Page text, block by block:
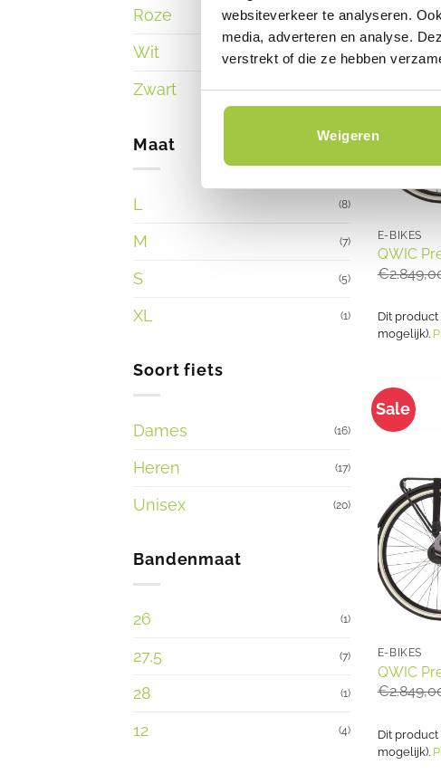
websiteverkeer te analyseren.
media, adverteren en analyse.
verstrekt of die ze hebben
Weigeren
Roze (1)
Wit (2)
Zwart (4)
Maat
L (8)
M (7)
S (5)
XL (1)
Soort fiets
Dames (16)
Heren (17)
Unisex (20)
Bandenmaat
26 (1)
27,5 (7)
28 (1)
12 (4)
E-BIKES
QWIC
€
Dit
mogelijk).
Sale
E-BIKES
QWIC
€
Dit
mogelijk).